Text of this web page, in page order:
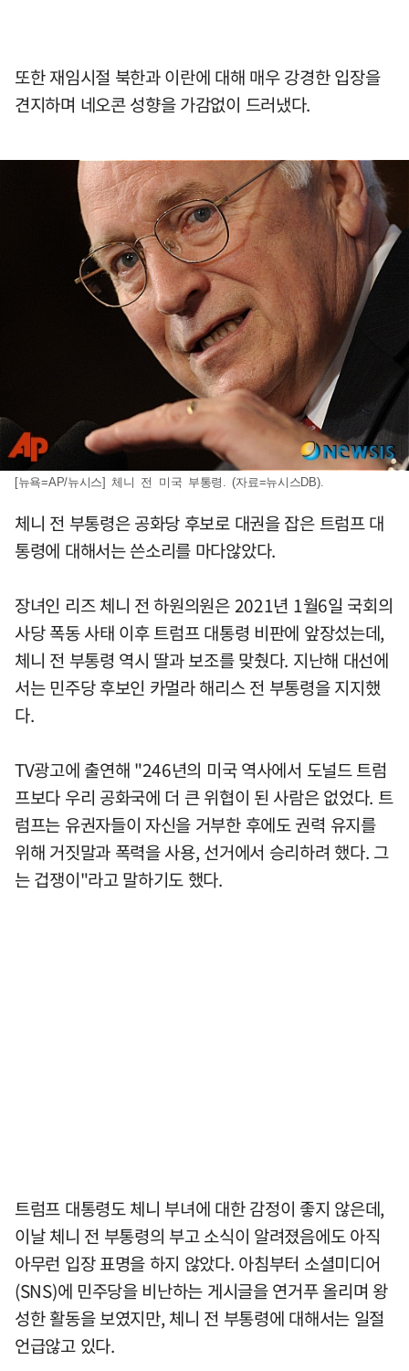
또한 재임시절 북한과 이란에 대해 매우 강경한 입장을
견지하며 네오콘 성향을 가감없이 드러냈다.
[뉴욕=AP/뉴시스] 체니 전 미국 부통령. (자료=뉴시스DB).
체니 전 부통령은 공화당 후보로 대권을 잡은 트럼프 대
통령에 대해서는 쓴소리를 마다않았다.
장녀인 리즈 체니 전 하원의원은 2021년 1월6일 국회의
사당 폭동 사태 이후 트럼프 대통령 비판에 앞장섰는데,
체니 전 부통령 역시 딸과 보조를 맞췄다. 지난해 대선에
서는 민주당 후보인 카멀라 해리스 전 부통령을 지지했
다.
TV광고에 출연해 "246년의 미국 역사에서 도널드 트럼
프보다 우리 공화국에 더 큰 위협이 된 사람은 없었다. 트
럼프는 유권자들이 자신을 거부한 후에도 권력 유지를
위해 거짓말과 폭력을 사용, 선거에서 승리하려 했다. 그
는 겁쟁이"라고 말하기도 했다.
트럼프 대통령도 체니 부녀에 대한 감정이 좋지 않은데,
이날 체니 전 부통령의 부고 소식이 알려졌음에도 아직
아무런 입장 표명을 하지 않았다. 아침부터 소셜미디어
(SNS)에 민주당을 비난하는 게시글을 연거푸 올리며 왕
성한 활동을 보였지만, 체니 전 부통령에 대해서는 일절
언급않고 있다.